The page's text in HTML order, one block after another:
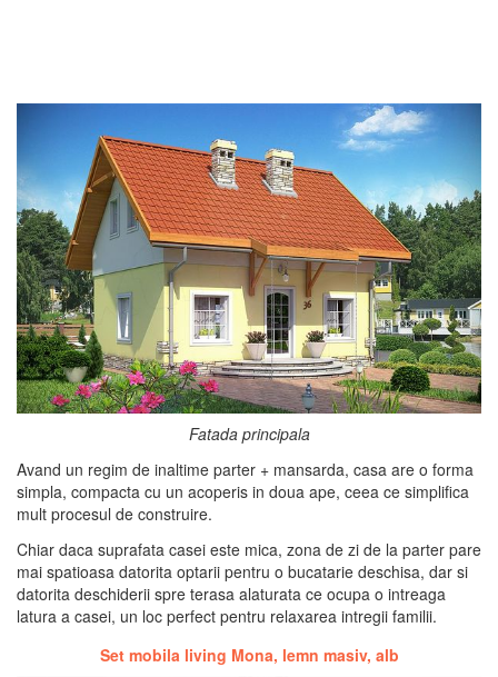
Fatada principala
Avand un regim de inaltime parter + mansarda, casa are o forma
simpla, compacta cu un acoperis in doua ape, ceea ce simplifica
mult procesul de construire.
Chiar daca suprafata casei este mica, zona de zi de la parter pare
mai spatioasa datorita optarii pentru o bucatarie deschisa, dar si
datorita deschiderii spre terasa alaturata ce ocupa o intreaga
latura a casei, un loc perfect pentru relaxarea intregii familii.
Set mobila living Mona, lemn masiv, alb